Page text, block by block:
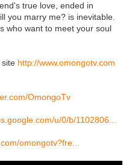
true love, ended in
you marry me? is inevitable.
who want to meet your soul
site http://www.omongotv.com
OmongoTv
u/0/b/1102806...
omongotv?fre...